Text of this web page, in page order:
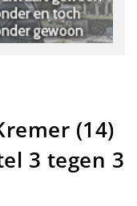
(14)
3 tegen 3